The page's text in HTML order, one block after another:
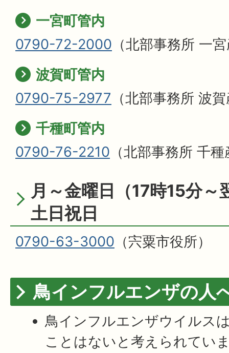
一宮町管内
0790-72-2000 （北部事務所 一
波賀町管内
0790-75-2977 （北部事務所 波
千種町管内
0790-76-2210 （北部事務所 千
月～金曜日（17時15分
土日祝日
0790-63-3000 （宍粟市役所）
鳥インフルエンザの人
鳥インフルエンザウイルス
ことはないと考えられてい